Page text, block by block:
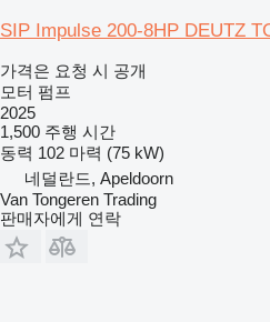
SIP Impulse 200-8HP DEUTZ
가격은 요청 시 공개
모터 펌프
2025
1,500 주행 시간
동력 102 마력 (75 kW)
네덜란드, Apeldoorn
Van Tongeren Trading
판매자에게 연락